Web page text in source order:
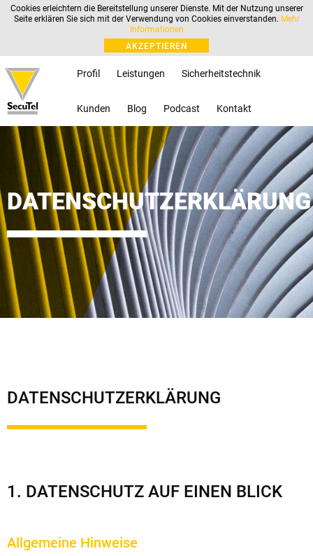
Cookies erleichtern die Bereitstellung unserer Dienste. Mit der Nutzung unserer
Seite erklären Sie sich mit der Verwendung von Cookies einverstanden. Mehr
Informationen
AKZEPTIEREN
Profil Leistungen Sicherheitstechnik
Kunden Blog Podcast Kontakt
DATENSCHUTZERKLÄRUNG
DATENSCHUTZERKLÄRUNG
1. DATENSCHUTZ AUF EINEN BLICK
Allgemeine Hinweise